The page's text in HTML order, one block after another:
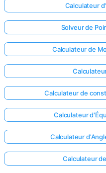
Calculateur
Solveur de
Calculateur de
Calculateur de
Calculateur
Calculateur
Calculateur